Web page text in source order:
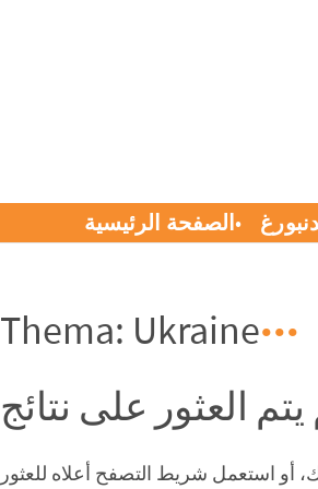
الصفحة الرئيسية
Thema: Ukraine
يتم العثور على نتائج
أو استعمل شريط التصفح أعلاه للعثور